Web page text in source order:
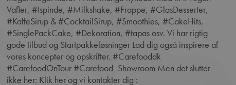
Vafler, #Ispinde, #Milkshake, #Frappe, #GlasDesserter,
#KaffeSirup & #CocktailSirup, #Smoothies, #CakeHits,
#SinglePackCake, #Dekoration, #tapas osv. Vi har rigtig
gode tilbud og Startpakkeløsninger Lad dig også inspirere af
vores koncepter og opskrifter. #Carefooddk
#CarefoodOnTour #Carefood_Showroom Men det slutter
ikke her: Klik her og vi kontakter dig :